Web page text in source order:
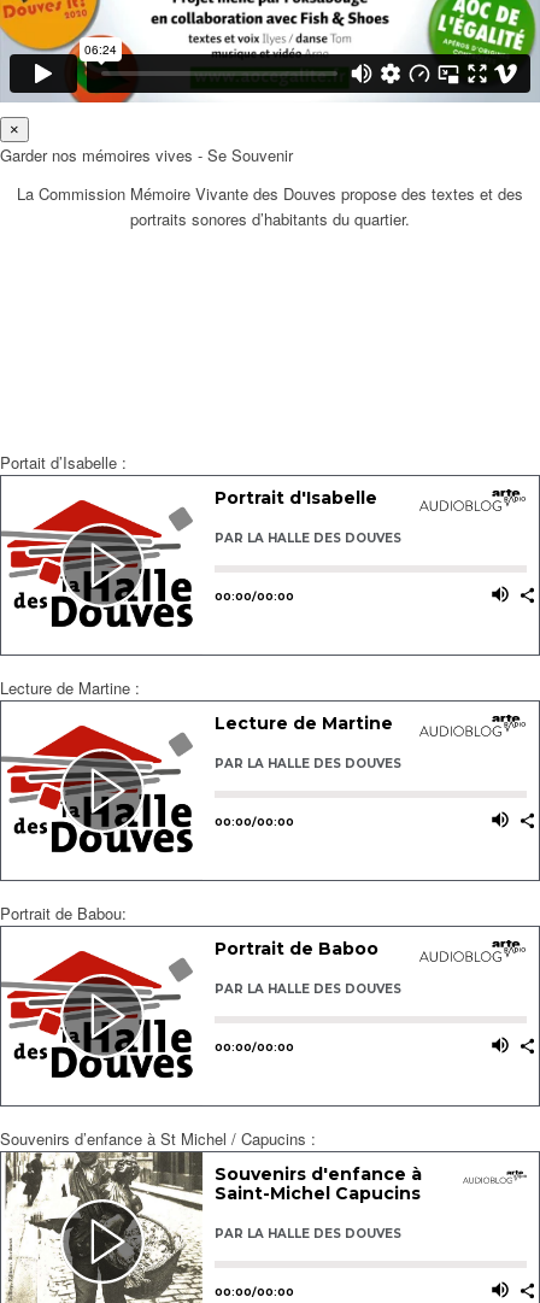
×
Garder nos mémoires vives - Se Souvenir
La Commission Mémoire Vivante des Douves propose des textes et des
portraits sonores d’habitants du quartier.
Portait d’Isabelle :
Lecture de Martine :
Portrait de Babou:
Souvenirs d’enfance à St Michel / Capucins :